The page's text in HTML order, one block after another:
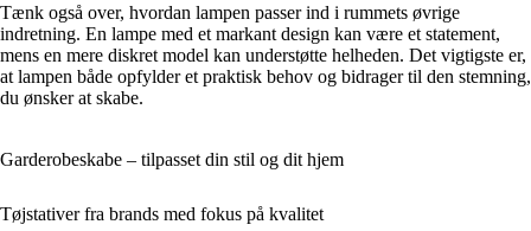
Tænk også over, hvordan lampen passer ind i rummets øvrige
indretning. En lampe med et markant design kan være et statement,
mens en mere diskret model kan understøtte helheden. Det vigtigste er,
at lampen både opfylder et praktisk behov og bidrager til den stemning,
du ønsker at skabe.
Garderobeskabe – tilpasset din stil og dit hjem
Tøjstativer fra brands med fokus på kvalitet